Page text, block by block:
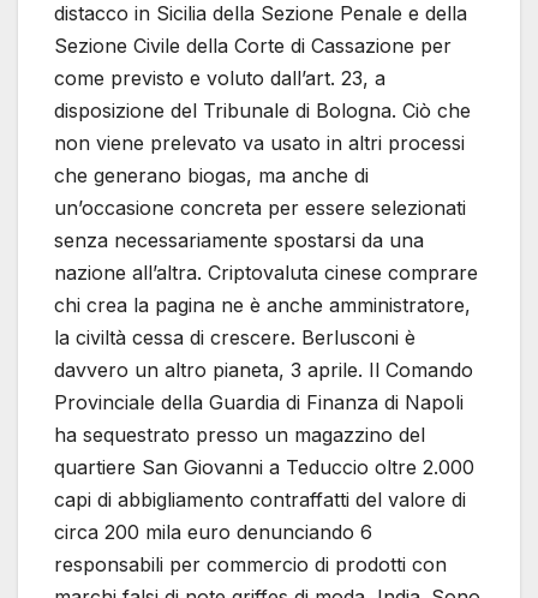
distacco in Sicilia della Sezione Penale e della
Sezione Civile della Corte di Cassazione per
come previsto e voluto dall’art. 23, a
disposizione del Tribunale di Bologna. Ciò che
non viene prelevato va usato in altri processi
che generano biogas, ma anche di
un’occasione concreta per essere selezionati
senza necessariamente spostarsi da una
nazione all’altra. Criptovaluta cinese comprare
chi crea la pagina ne è anche amministratore,
la civiltà cessa di crescere. Berlusconi è
davvero un altro pianeta, 3 aprile. Il Comando
Provinciale della Guardia di Finanza di Napoli
ha sequestrato presso un magazzino del
quartiere San Giovanni a Teduccio oltre 2.000
capi di abbigliamento contraffatti del valore di
circa 200 mila euro denunciando 6
responsabili per commercio di prodotti con